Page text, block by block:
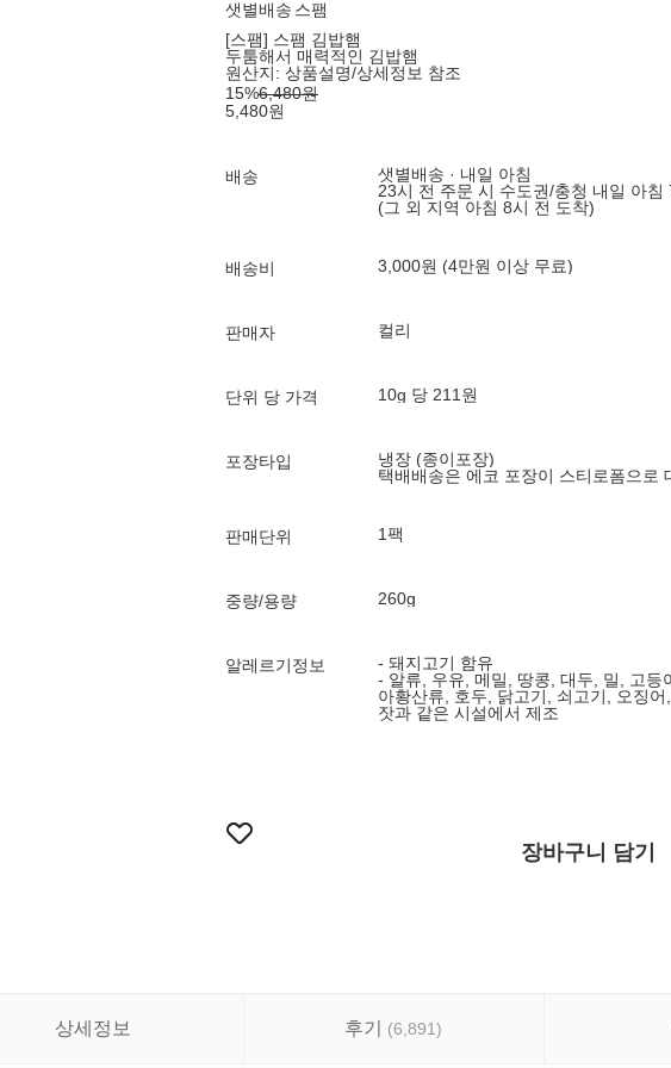
샛별배송 스팸
[스팸] 스팸 김밥햄
두툼해서 매력적인 김밥햄
원산지: 상품설명/상세정보 참조
15%6,480원
5,480원
배송
샛별배송 · 내일 아침
23시 전 주문 시 수도권/충청 내일 아침
(그 외 지역 아침 8시 전 도착)
배송비 3,000원 (4만원 이상 무료)
판매자 컬리
단위 당 가격 10g 당 211원
포장타입
냉장 (종이포장)
택배배송은 에코 포장이 스티로폼으로
판매단위 1팩
중량/용량 260g
알레르기정보
- 돼지고기 함유
- 알류, 우유, 메밀, 땅콩, 대두, 밀, 고등
아황산류, 호두, 닭고기, 쇠고기, 오징
잣과 같은 시설에서 제조
장바구니 담기
상세정보 후기 (6,891)